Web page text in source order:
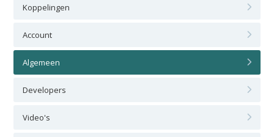
Koppelingen
Account
Algemeen
Developers
Video's